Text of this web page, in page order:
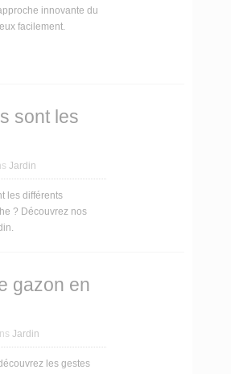
innovante du
facilement.
sont les
Jardin
les différents
? Découvrez nos
gazon en
Jardin
les gestes